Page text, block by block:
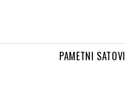
PAMETNI SATOVI